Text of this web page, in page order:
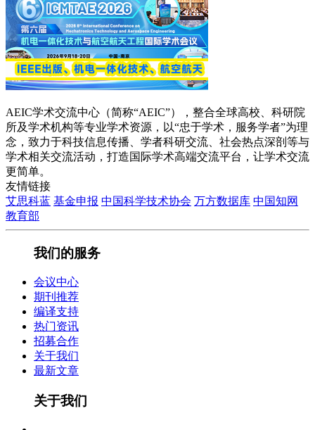
AEIC学术交流中心（简称“AEIC”），整合全球高校、科研院
所及学术机构等专业学术资源，以“忠于学术，服务学者”为理
念，致力于科技信息传播、学者科研交流、社会热点深剖等与
学术相关交流活动，打造国际学术高端交流平台，让学术交流
更简单。
友情链接
艾思科蓝 基金申报 中国科学技术协会 万方数据库 中国知网
教育部
我们的服务
会议中心
期刊推荐
编译支持
热门资讯
招募合作
关于我们
最新文章
关于我们